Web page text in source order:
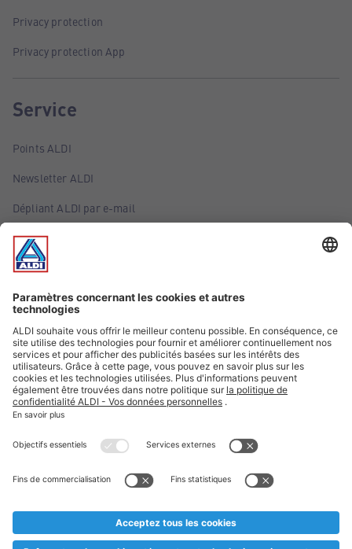
Privacy protection
Privacy protection App
Service
Points ALDI
Newsletter ALDI
Dépliant ALDI par e-mail
Offres
Infos essentielles
Suivez ALDI Belgique
Textes marqués d'un astérisque et mentions légales
* Nous vendons ces articles temporairement et jusqu'à
au cas où, malgré le planning bien étudié, nous serions
prématurément en rupture de stock. Prix Recupel et TVA incl.
** Sur ce site, l’utilisation de la forme masculine a été adoptée